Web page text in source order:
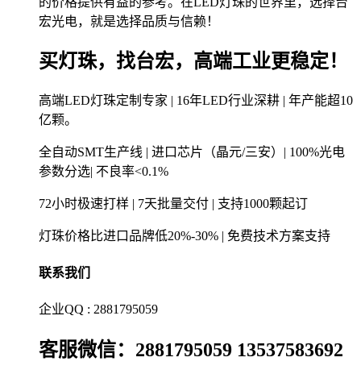
宏光电，就是选择品质与信赖！
买灯珠，找台宏，高端工业更稳定！
高端LED灯珠定制专家 | 16年LED行业深耕 | 年产能超10
亿颗。
全自动SMT生产线 | 进口芯片（晶元/三安）| 100%光电
参数分选| 不良率<0.1%
72小时极速打样 | 7天批量交付 | 支持1000颗起订
灯珠价格比进口品牌低20%-30% | 免费技术方案支持
联系我们
企业QQ : 2881795059
客服微信：2881795059 13537583692